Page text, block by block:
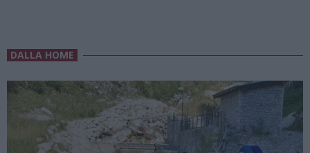
DALLA HOME